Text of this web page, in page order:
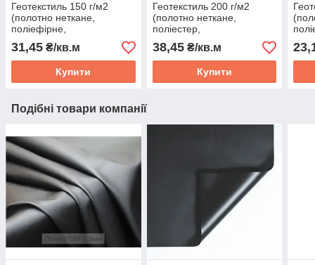
Геотекстиль 150 г/м2
(полотно неткане,
поліефірне,
голкопробивне, для
ставка, города, сада,
тротуара, парковки), ціна
31,45 ₴/кв.м
Купити
Геотекстиль 200 г/м2
(полотно неткане,
поліестер,
голкопробивний, для
ставка, сада, города,
тротуара, дороги), ціна за
38,45₴/кв.м
Купити
для
1 м2
Подібні товари компанії